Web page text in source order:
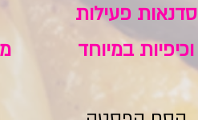
סדנאות פעילות
וכיפיות במיוחד